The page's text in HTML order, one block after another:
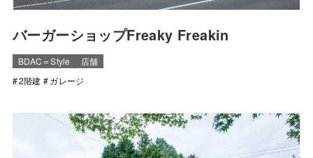
バーガーショップFreaky Freakin
BDAC＝Style
店舗
2階建
ガレージ